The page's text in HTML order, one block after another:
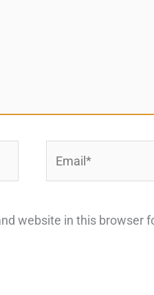
website in this browser